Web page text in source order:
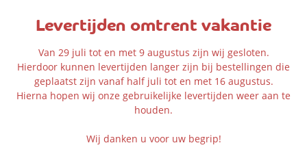
Levertijden omtrent vakantie
Van 29 juli tot en met 9 augustus zijn wij gesloten.
Hierdoor kunnen levertijden langer zijn bij bestellingen die
geplaatst zijn vanaf half juli tot en met 16 augustus.
Hierna hopen wij onze gebruikelijke levertijden weer aan te
houden.
Wij danken u voor uw begrip!